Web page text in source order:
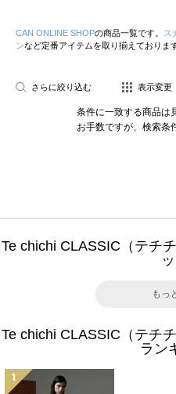
CAN ONLINE SHOPの商品一覧です。 ス
ンなど定番アイテムを取り揃えております
さらに絞り込む 表示変更
条件に一致する商品は
お手数ですが、検索条
Te chichi CLASSIC（テチ
もっ
Te chichi CLASSIC（テチ
ラン
1